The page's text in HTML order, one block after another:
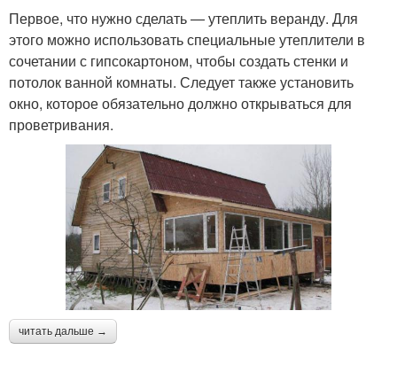
Первое, что нужно сделать — утеплить веранду. Для
этого можно использовать специальные утеплители в
сочетании с гипсокартоном, чтобы создать стенки и
потолок ванной комнаты. Следует также установить
окно, которое обязательно должно открываться для
проветривания.
читать дальше →